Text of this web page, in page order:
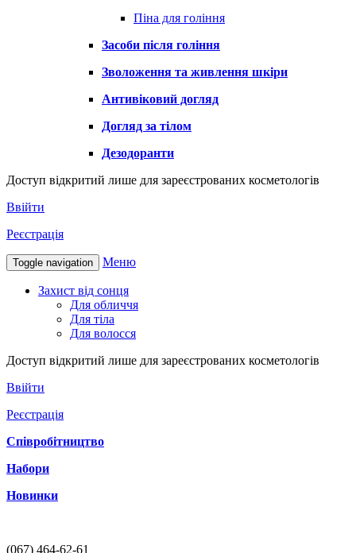
Піна для гоління
Засоби після гоління
Зволоження та живлення шкіри
Антивіковий догляд
Догляд за тілом
Дезодоранти
Доступ відкритий лише для зареєстрованих косметологів
Ввійти
Реєстрація
Toggle navigation Меню
Захист від сонця
Для обличчя
Для тіла
Для волосся
Доступ відкритий лише для зареєстрованих косметологів
Ввійти
Реєстрація
Співробітництво
Набори
Новинки
(067) 464-62-61